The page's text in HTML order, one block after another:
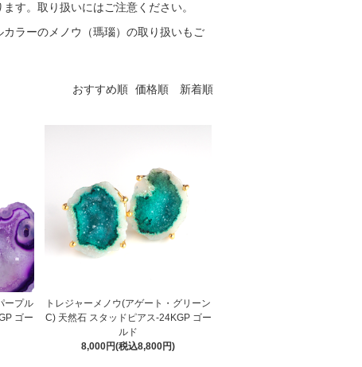
す。取り扱いにはご注意ください。
ラーのメノウ（瑪瑙）の取り扱いもご
おすすめ順 価格順 新着順
ープル
ゴー
トレジャーメノウ(アゲート・グリーン
C) 天然石 スタッドピアス-24KGP ゴー
ルド
8,000円(税込8,800円)